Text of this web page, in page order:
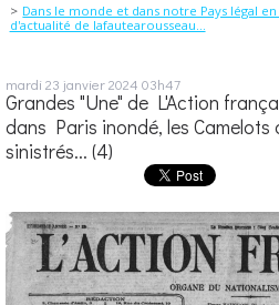
Dans le monde et dans notre Pays légal
d'actualité de lafautearousseau...
mardi 23 janvier 2024 03h47
Grandes "Une" de L'Action
dans Paris inondé, les
sinistrés... (4)